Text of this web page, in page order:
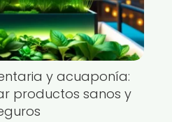
y acuaponía:
productos sanos y